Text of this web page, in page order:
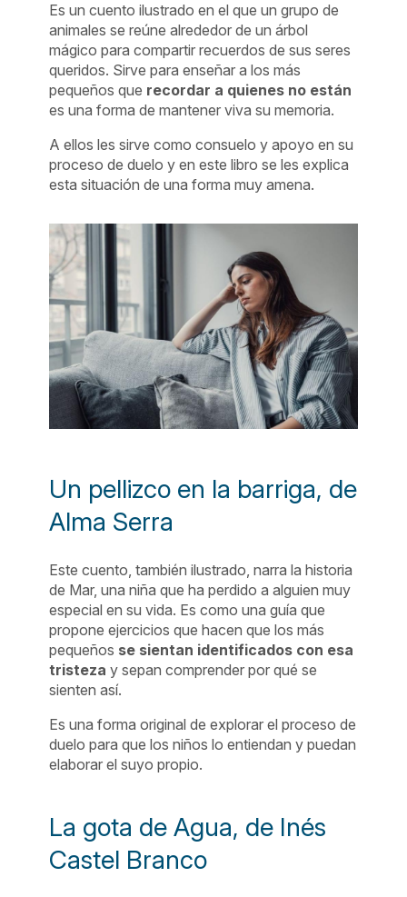
Es un cuento ilustrado en el que un grupo de
animales se reúne alrededor de un árbol
mágico para compartir recuerdos de sus seres
queridos. Sirve para enseñar a los más
pequeños que recordar a quienes no están
es una forma de mantener viva su memoria.
A ellos les sirve como consuelo y apoyo en su
proceso de duelo y en este libro se les explica
esta situación de una forma muy amena.
Un pellizco en la barriga, de
Alma Serra
Este cuento, también ilustrado, narra la historia
de Mar, una niña que ha perdido a alguien muy
especial en su vida. Es como una guía que
propone ejercicios que hacen que los más
pequeños se sientan identificados con esa
tristeza y sepan comprender por qué se
sienten así.
Es una forma original de explorar el proceso de
duelo para que los niños lo entiendan y puedan
elaborar el suyo propio.
La gota de Agua, de Inés
Castel Branco